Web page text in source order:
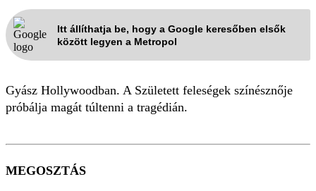
Itt állíthatja be, hogy a Google keresőben elsők
között legyen a Metropol
Gyász Hollywoodban. A Született feleségek színésznője
próbálja magát túltenni a tragédián.
MEGOSZTÁS